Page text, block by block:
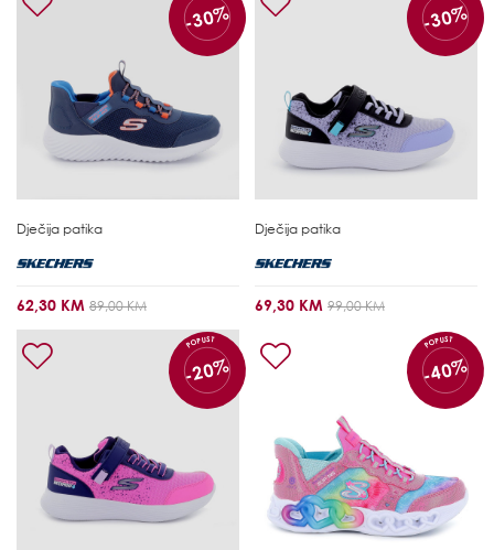
-30%
Dječija patika
62,30 KM 89,00 KM
-30%
Dječija patika
69,30 KM 99,00 KM
POPUST
-20%
POPUST
-40%